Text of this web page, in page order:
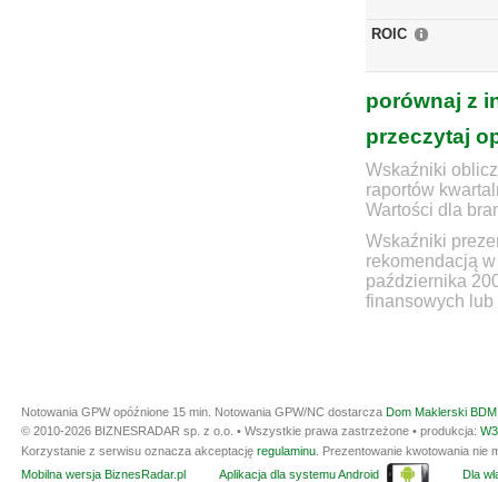
ROIC
porównaj z
przeczytaj
Wskaźniki
raportów
Wartości dla
Wskaźniki
rekomendacją
października
finansowych lub
Notowania GPW opóźnione 15 min. Notowania GPW/NC dostarcza Dom Maklerski
© 2010-2026 BIZNESRADAR sp. z o.o. • Wszystkie prawa zastrzeżone • produkcja:
Korzystanie z serwisu oznacza akceptację regulaminu . Prezentowanie kwotowania
Mobilna wersja BiznesRadar.pl
Aplikacja dla systemu Android Dla